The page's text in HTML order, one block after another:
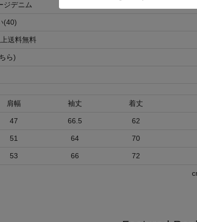
ジデニム
(40)
送料無料
ら)
肩幅 袖丈 着丈
47 66.5 62
51 64 70
53 66 72